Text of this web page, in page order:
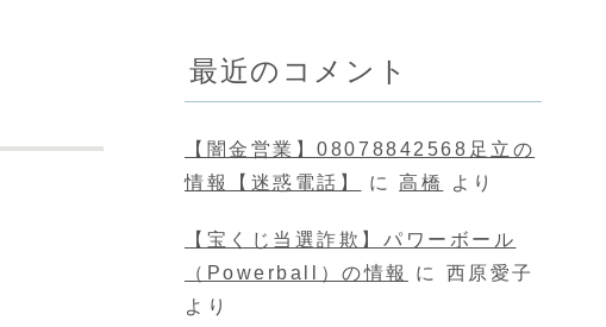
最近のコメント
【闇金営業】08078842568足立の
情報【迷惑電話】
に高橋 より
【宝くじ当選詐欺】パワーボール
（Powerball）の情報
に 西原愛子
より